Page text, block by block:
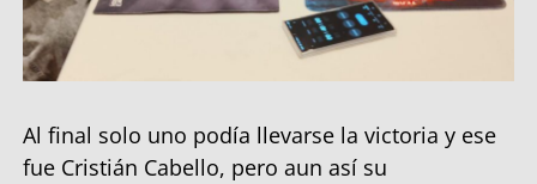
Al final solo uno podía llevarse la victoria y ese
fue Cristián Cabello, pero aun así su